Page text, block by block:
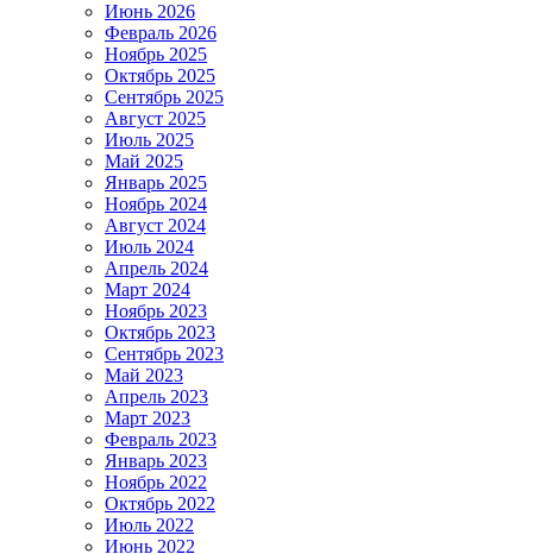
Июнь 2026
Февраль 2026
Ноябрь 2025
Октябрь 2025
Сентябрь 2025
Август 2025
Июль 2025
Май 2025
Январь 2025
Ноябрь 2024
Август 2024
Июль 2024
Апрель 2024
Март 2024
Ноябрь 2023
Октябрь 2023
Сентябрь 2023
Май 2023
Апрель 2023
Март 2023
Февраль 2023
Январь 2023
Ноябрь 2022
Октябрь 2022
Июль 2022
Июнь 2022